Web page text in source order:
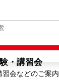
・講習会
習会などのご案内